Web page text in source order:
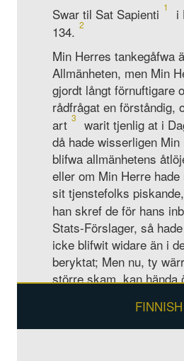
Swar til Sat Sapienti 1
i
134. 2
Min Herres tankegåfwa
Allmänheten, men Min
gjordt långt förnuftigare
rådfrågat en förståndig,
art 3
warit tjenlig at i
då hade wisserligen
blifwa allmänhetens
eller om Min Herre
sit tjenstefolks
han skref de för hans
Stats-Förslager, så
icke blifwit widare än i
beryktat; Men nu, ty
större skam, kan hända
FINNISH